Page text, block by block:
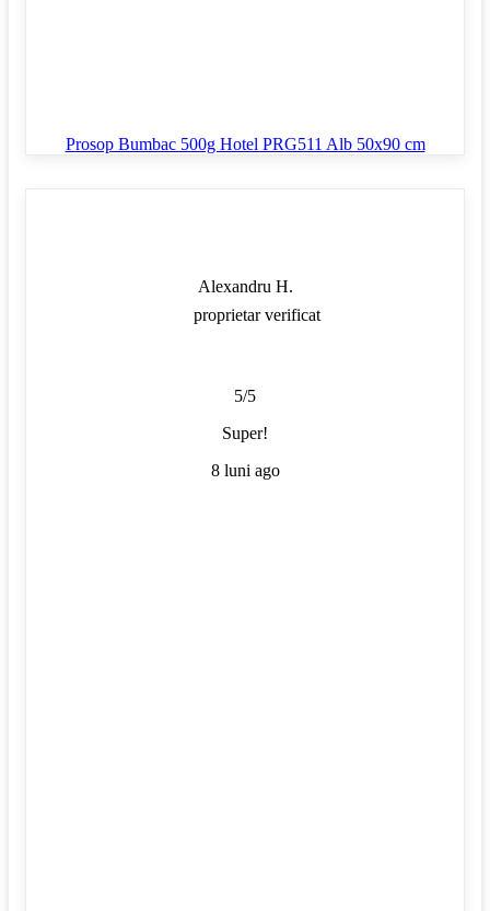
Prosop Bumbac 500g Hotel PRG511 Alb 50x90 cm
Alexandru H.
proprietar verificat
5/5
Super!
8 luni ago